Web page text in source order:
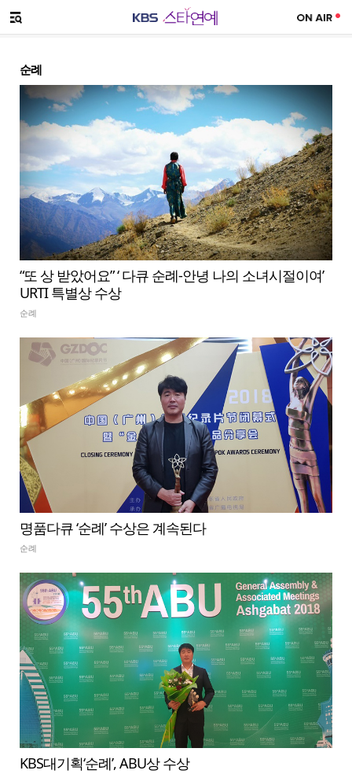
메뉴 열기
순례
“또 상 받았어요” ‘ 다큐 순례-안녕 나의 소녀시절이여’
URTI 특별상 수상
순례
명품다큐 ‘순례’ 수상은 계속된다
순례
KBS대기획‘순례’, ABU상 수상